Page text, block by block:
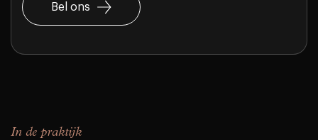
Bel ons
In de praktijk